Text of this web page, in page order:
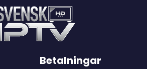
Betalningar